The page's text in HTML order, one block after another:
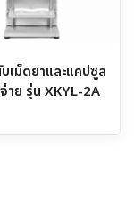
เม็ดยาและแคปซูล
าย รุ่น XKYL-2A